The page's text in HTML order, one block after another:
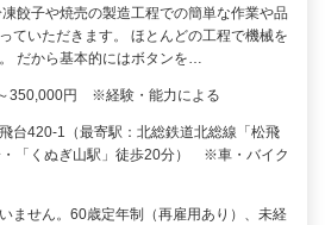
凍餃子や焼売の製造工程での簡単な作業や品
ていただきます。 ほとんどの工程で機械を
だから基本的にはボタンを…
350,000円 ※経験・能力による
台420-1（最寄駅：北総鉄道北総線「松飛
・「くぬぎ山駅」徒歩20分） ※車・バイク
ません。60歳定年制（再雇用あり）、未経